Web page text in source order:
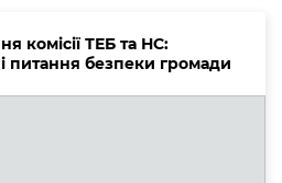
комісії ТЕБ та НС:
питання безпеки громади